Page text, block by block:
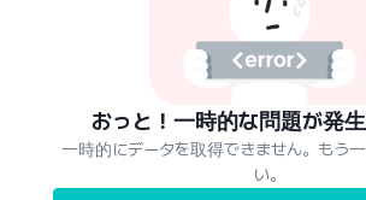
おっと！一時的な問題が発
一時的にデータを取得できません。もう
い。